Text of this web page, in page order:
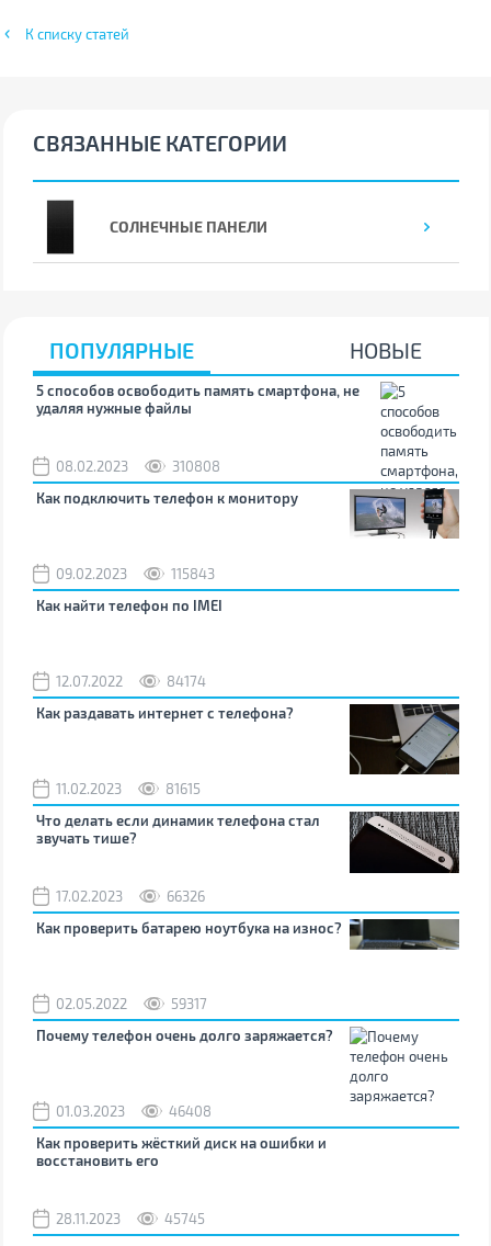
К списку статей
СВЯЗАННЫЕ КАТЕГОРИИ
СОЛНЕЧНЫЕ ПАНЕЛИ
ПОПУЛЯРНЫЕ НОВЫЕ
5 способов освободить память смартфона, не
удаляя нужные файлы
08.02.2023
310808
Как подключить телефон к монитору
09.02.2023
115843
Как найти телефон по IMEI
12.07.2022
84174
Как раздавать интернет с телефона?
11.02.2023
81615
Что делать если динамик телефона стал
звучать тише?
17.02.2023
66326
Как проверить батарею ноутбука на износ?
02.05.2022
59317
Почему телефон очень долго заряжается?
01.03.2023
46408
Как проверить жёсткий диск на ошибки и
восстановить его
28.11.2023 45745